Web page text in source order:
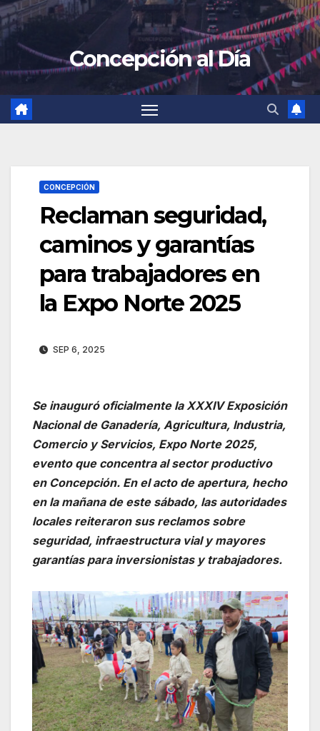
Concepción al Día
CONCEPCIÓN
Reclaman seguridad,
caminos y garantías
para trabajadores en
la Expo Norte 2025
SEP 6, 2025
Se inauguró oficialmente la XXXIV Exposición
Nacional de Ganadería, Agricultura, Industria,
Comercio y Servicios, Expo Norte 2025,
evento que concentra al sector productivo
en Concepción. En el acto de apertura, hecho
en la mañana de este sábado, las autoridades
locales reiteraron sus reclamos sobre
seguridad, infraestructura vial y mayores
garantías para inversionistas y trabajadores.